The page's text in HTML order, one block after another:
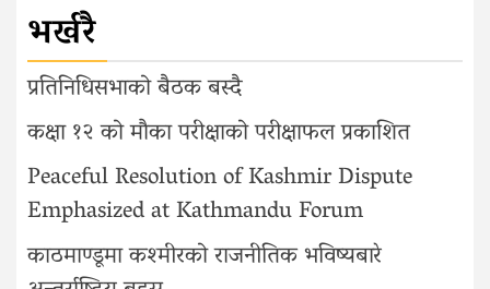
भर्खरै
प्रतिनिधिसभाको बैठक बस्दै
कक्षा १२ को मौका परीक्षाको परीक्षाफल प्रकाशित
Peaceful Resolution of Kashmir Dispute
Emphasized at Kathmandu Forum
काठमाण्डूमा कश्मीरको राजनीतिक भविष्यबारे